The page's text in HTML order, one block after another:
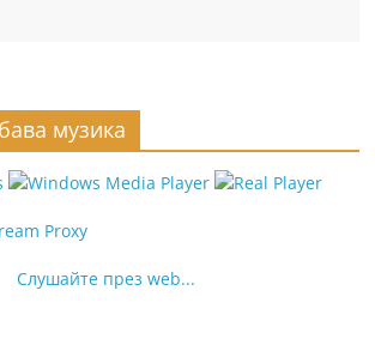
музика
Слушайте през web...